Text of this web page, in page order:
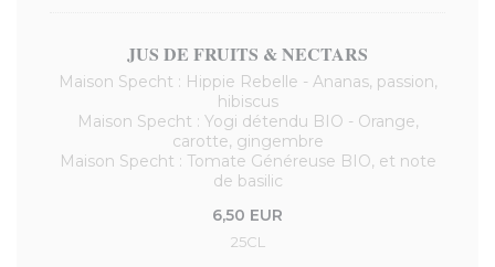
JUS DE FRUITS & NECTARS
Maison Specht : Hippie Rebelle - Ananas, passion,
hibiscus
Maison Specht : Yogi détendu BIO - Orange,
carotte, gingembre
Maison Specht : Tomate Généreuse BIO, et note
de basilic
6,50 EUR
25CL